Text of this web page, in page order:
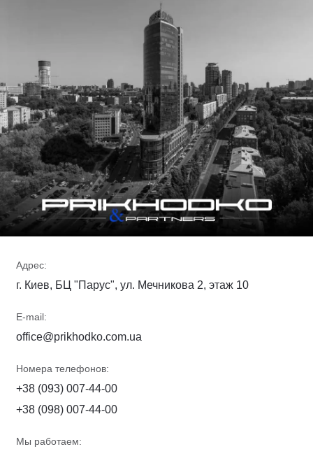
Адрес:
г. Киев, БЦ "Парус", ул. Мечникова 2, этаж 10
E-mail:
office@prikhodko.com.ua
Номера телефонов:
+38 (093) 007-44-00
+38 (098) 007-44-00
Мы работаем: